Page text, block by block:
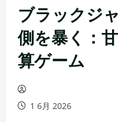
ー
ブラックジ
側を暴く：
算ゲーム
1 6月 2026